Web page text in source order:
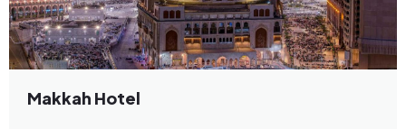
Makkah Hotel